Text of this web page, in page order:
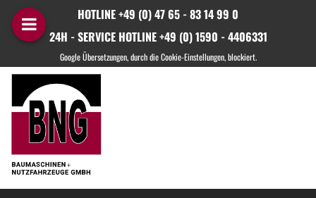
HOTLINE +49 (0) 47 65 - 83 14 99 0
24H - SERVICE HOTLINE +49 (0) 1590 - 4406331